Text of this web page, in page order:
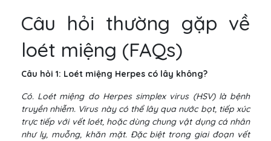
Câu hỏi thường gặp về
loét miệng (FAQs)
Câu hỏi 1: Loét miệng Herpes có lây không?
Có. Loét miệng do Herpes simplex virus (HSV) là bệnh
truyền nhiễm. Virus này có thể lây qua nước bọt, tiếp xúc
trực tiếp với vết loét, hoặc dùng chung vật dụng cá nhân
như ly, muỗng, khăn mặt. Đặc biệt trong giai đoạn vết